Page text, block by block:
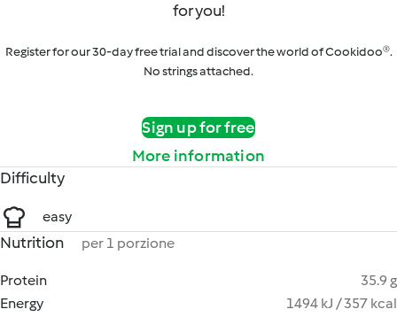
for you!
Register for our 30-day free trial and discover the world of Cookidoo®.
No strings attached.
Sign up for free
More information
Difficulty
easy
Nutrition per 1 porzione
Protein
35.9 g
Energy
1494 kJ / 357 kcal